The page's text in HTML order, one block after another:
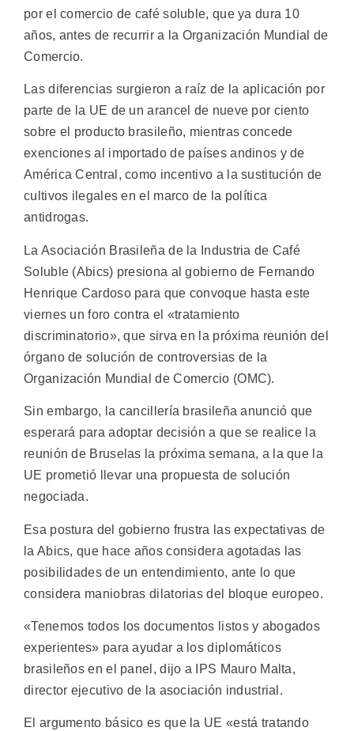
por el comercio de café soluble, que ya dura 10
años, antes de recurrir a la Organización Mundial de
Comercio.
Las diferencias surgieron a raíz de la aplicación por
parte de la UE de un arancel de nueve por ciento
sobre el producto brasileño, mientras concede
exenciones al importado de países andinos y de
América Central, como incentivo a la sustitución de
cultivos ilegales en el marco de la política
antidrogas.
La Asociación Brasileña de la Industria de Café
Soluble (Abics) presiona al gobierno de Fernando
Henrique Cardoso para que convoque hasta este
viernes un foro contra el «tratamiento
discriminatorio», que sirva en la próxima reunión del
órgano de solución de controversias de la
Organización Mundial de Comercio (OMC).
Sin embargo, la cancillería brasileña anunció que
esperará para adoptar decisión a que se realice la
reunión de Bruselas la próxima semana, a la que la
UE prometió llevar una propuesta de solución
negociada.
Esa postura del gobierno frustra las expectativas de
la Abics, que hace años considera agotadas las
posibilidades de un entendimiento, ante lo que
considera maniobras dilatorias del bloque europeo.
«Tenemos todos los documentos listos y abogados
experientes» para ayudar a los diplomáticos
brasileños en el panel, dijo a IPS Mauro Malta,
director ejecutivo de la asociación industrial.
El argumento básico es que la UE «está tratando